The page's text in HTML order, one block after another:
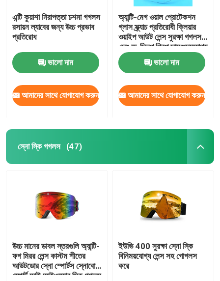
এন্টি কুয়াশা নিরাপত্তা চশমা গগলস
রসায়ন ল্যাবের জন্য উচ্চ প্রভাব
প্রতিরোধ
ভালো দাম
আমাদের সাথে যোগাযোগ করুন
অ্যান্টি-মেগ ওয়াল প্রোটেকশন
গ্লাস স্ক্র্যাচ প্রতিরোধী ক্লিয়ার
ওয়াইপ আউট লেন্স সুরক্ষা গগলস
এবং অ-স্লিপ গ্রিপ সামঞ্জস্যযোগ্য
মন্দির ল্যাব গগলস
ভালো দাম
আমাদের সাথে যোগাযোগ করুন
স্নো স্কি গগলস (47)
উচ্চ মানের ডাবল স্তরগুলি অ্যান্টি-
ফগ মিরর লেন্স কাস্টম শীতের
আউটডোর স্নো স্পোর্টস স্নোবোর্ড
স্পোর্ট আই আইওয়্যার স্কি গগলস
ইউভি 400 সুরক্ষা স্নো স্কি
বিনিময়যোগ্য লেন্স সহ গোগলস
করে